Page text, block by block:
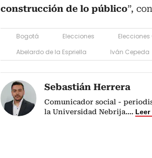
construcción de lo público”,
Bogotá Elecciones
Abelardo de la Espriella
Iván Cepeda
Sebastián Herrera
Comunicador social -
la Universidad Nebrija.... Leer